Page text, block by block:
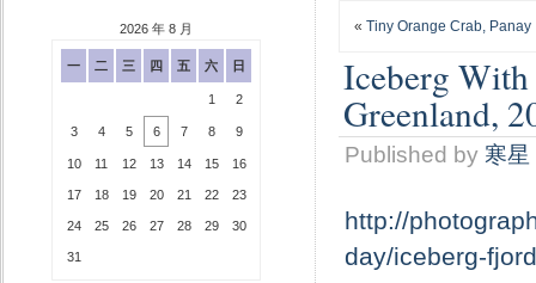
« Tiny Orange Crab,
Iceberg With
Greenland,
Published by 寒星
http://
day/iceberg-
2026 年 8 月
一 二 三 四 五 六 日
1 2
3 4 5 6 7 8 9
10 11 12 13 14 15 16
17 18 19 20 21 22 23
24 25 26 27 28 29 30
31